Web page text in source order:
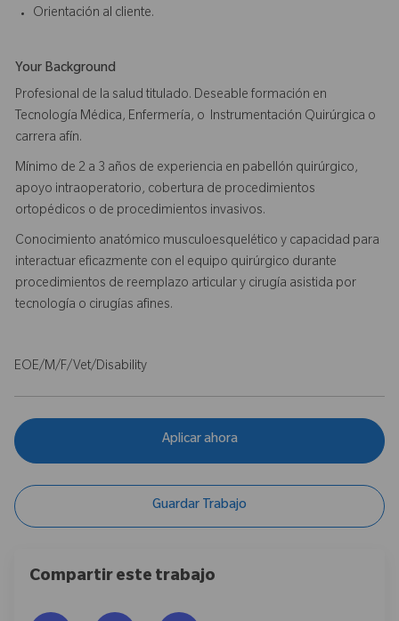
Orientación al cliente.
Your Background
Profesional de la salud titulado. Deseable formación en
Tecnología Médica, Enfermería, o Instrumentación Quirúrgica o
carrera afín.
Mínimo de 2 a 3 años de experiencia en pabellón quirúrgico,
apoyo intraoperatorio, cobertura de procedimientos
ortopédicos o de procedimientos invasivos.
Conocimiento anatómico musculoesquelético y capacidad para
interactuar eficazmente con el equipo quirúrgico durante
procedimientos de reemplazo articular y cirugía asistida por
tecnología o cirugías afines.
EOE/M/F/Vet/Disability
Aplicar ahora
Guardar Trabajo
Compartir este trabajo